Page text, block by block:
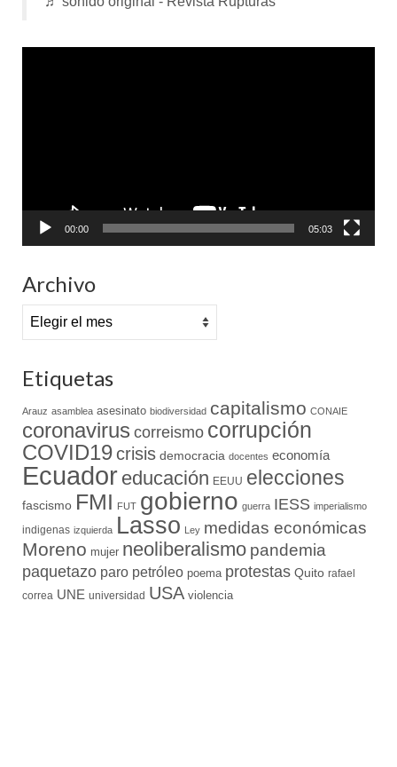
00:00 05:03
Archivo
Archivo
Etiquetas
Arauz asamblea asesinato biodiversidad capitalismo CONAIE
coronavirus correismo corrupción
COVID19crisis democracia docentes economía
Ecuador educación EEUU elecciones
fascismo FMI FUT gobierno guerra IESS imperialismo
indigenas izquierda Lasso Ley medidas económicas
Moreno mujer neoliberalismo pandemia
paquetazo paro petróleo poema protestas Quito rafael
correa UNE universidad USA violencia